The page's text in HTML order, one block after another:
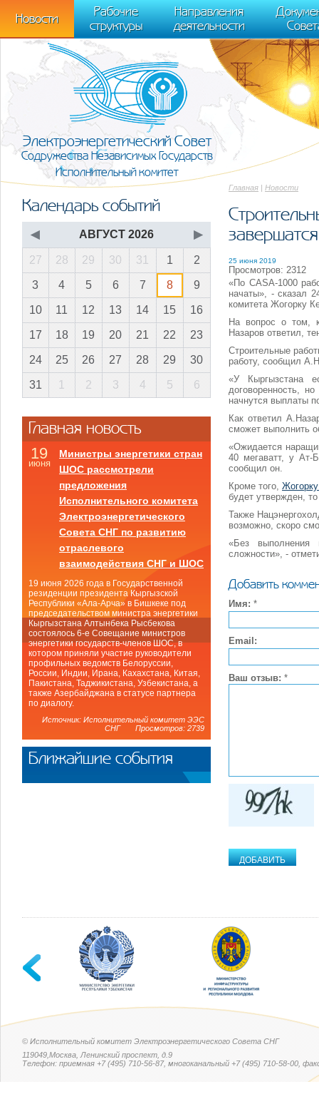
m[i].l=1*new Date(); for (var j = 0; j < document.scripts.length; j++) {if
[0],k.async=1,k.src=r,a.parentNode.insertBefore(k,a)}) (window,
trackLinks:true, accurateTrackBounce:true });
Новости
Рабочие
структуры
Направления
деятельности
Электроэнергетический Совет
Содружества Независимых Государств
Исполнительный комитет
Главная | Новости
25 июня 2019
Просмотров: 2312
«По CASA-1000
начаты», - сказал
комитета Жогорку
На вопрос о том,
Назаров ответил,
Строительные
работу, сообщил
«У Кыргызстана
договоренность,
начнутся выплаты
Как ответил
сможет выполнить
«Ожидается
40 мегаватт, у
сообщил он.
Кроме того,
будет утвержден,
Также
возможно, скоро
«Без выполнения
сложности», -
Добавить
Имя: *
Email:
Ваш отзыв: *
Календарь событий
◀ АВГУСТ 2026 ▶
27 28 29 30 31 1 2
3 4 5 6 7 8 9
10 11 12 13 14 15 16
17 18 19 20 21 22 23
24 25 26 27 28 29 30
31 1 2 3 4 5 6
Главная новость
19
июня
Министры энергетики стран
ШОС рассмотрели
предложения
Исполнительного комитета
Электроэнергетического
Совета СНГ по развитию
отраслевого
взаимодействия СНГ и ШОС
19 июня 2026 года в Государственной
резиденции президента Кыргызской
Республики «Ала-Арча» в Бишкеке под
председательством министра энергетики
Кыргызстана Алтынбека Рысбекова
состоялось 6-е Совещание министров
энергетики государств-членов ШОС, в
котором приняли участие руководители
профильных ведомств Белоруссии,
России, Индии, Ирана, Кахахстана, Китая,
Пакистана, Таджикистана, Узбекистана, а
также Азербайджана в статусе партнера
по диалогу.
Источник: Исполнительный комитет ЭЭС
СНГ Просмотров: 2739
Ближайшие события
© Исполнительный комитет Электроэнергетического Совета СНГ
119049,Москва, Ленинский проспект, д.9
Телефон: приемная +7 (495) 710-56-87, многоканальный +7 (495) 710-58-00,